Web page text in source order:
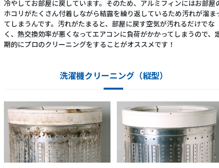
冷やしてお部屋に戻しています。そのため、アルミフィンにはお部屋
ホコリがたくさん付着しながら結露を繰り返しているため汚れが溜ま
てしまうんです。汚れがたまると、部屋に戻す空気が汚れるだけでな
く、熱交換効率が悪くなってエアコンに負荷がかかってしまうので、
期的にプロのクリーニングをすることがオススメです！
洗濯機クリーニング（縦型）